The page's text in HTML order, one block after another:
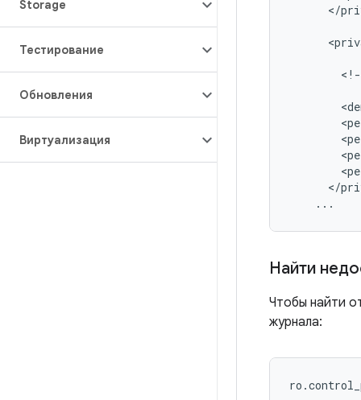
Storage
Тестирование
Обновления
Виртуализация
</
<
< !
<
<
<
<
<
</
...
Найти
Чтобы найти
журнала: